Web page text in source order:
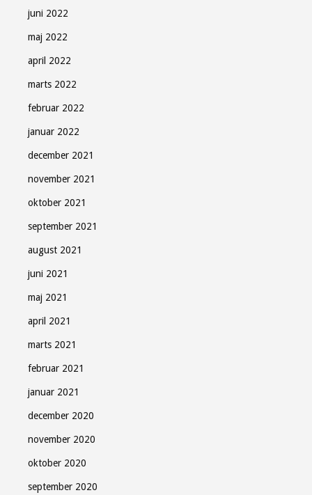
juni 2022
maj 2022
april 2022
marts 2022
februar 2022
januar 2022
december 2021
november 2021
oktober 2021
september 2021
august 2021
juni 2021
maj 2021
april 2021
marts 2021
februar 2021
januar 2021
december 2020
november 2020
oktober 2020
september 2020